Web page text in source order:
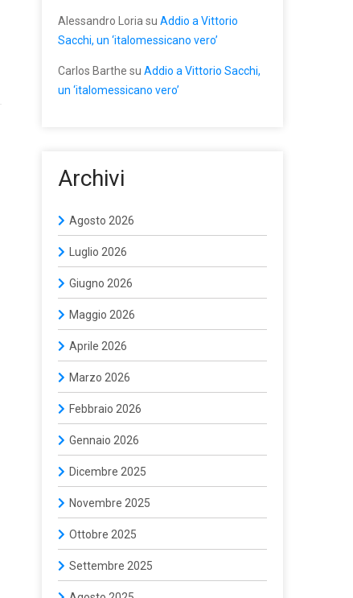
Alessandro Loria su Addio a Vittorio
Sacchi, un ‘italomessicano vero’
Carlos Barthe su Addio a Vittorio Sacchi,
un ‘italomessicano vero’
Archivi
Agosto 2026
Luglio 2026
Giugno 2026
Maggio 2026
Aprile 2026
Marzo 2026
Febbraio 2026
Gennaio 2026
Dicembre 2025
Novembre 2025
Ottobre 2025
Settembre 2025